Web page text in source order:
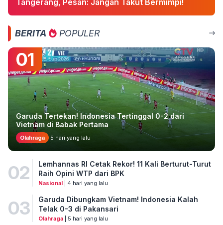
BERITA POPULER
01
Garuda Tertekan! Indonesia Tertinggal 0-2 dari
Vietnam di Babak Pertama
Olahraga 5 hari yang lalu
02
Lemhannas RI Cetak Rekor! 11 Kali Berturut-Turut
Raih Opini WTP dari BPK
Nasional| 4 hari yang lalu
03
Garuda Dibungkam Vietnam! Indonesia Kalah
Telak 0-3 di Pakansari
Olahraga| 5 hari yang lalu